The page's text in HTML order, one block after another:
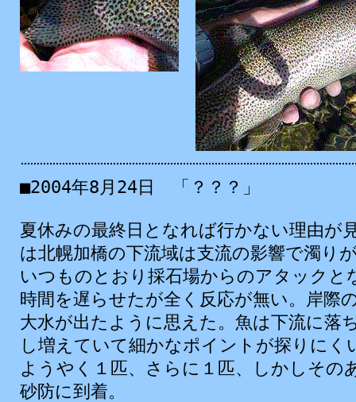
■2004年8月24日 「？？？」
夏休みの最終日 となれば行かない理由が
は北幌加橋の下流域は支流の影響で濁 り
いつものとおり 採石場からのアタックと
時間 を遅 らせたが全 く 反応が無い。 岸際
大水が出たように思 えた。 魚は下流に落
し増 えていて細かなポイントが探 りにく
ようやく１ 匹、さらに１ 匹、しかしその
砂防に到着。